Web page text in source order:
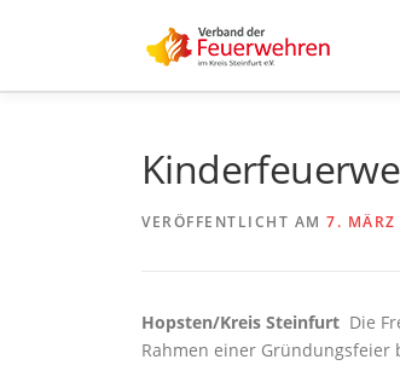
VERÖFFENTLICHT AM 7.
Hopsten/Kreis Steinfurt Die
Rahmen einer Gründungsfeier